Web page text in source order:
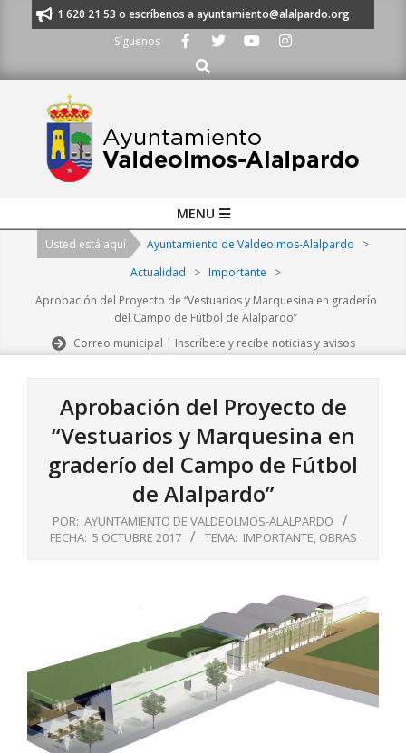
al 91 620 21 53 o escríbenos a ayuntamiento@alalpardo.org
Síguenos
Buscar
Navigation
MENU
Usted está aquí Ayuntamiento de Valdeolmos-Alalpardo
>
Actualidad
> Importante
>
Aprobación del Proyecto de “Vestuarios y Marquesina en graderío
del Campo de Fútbol de Alalpardo”
Correo municipal | Inscríbete y recibe noticias y avisos
Aprobación del Proyecto de
“Vestuarios y Marquesina en
graderío del Campo de Fútbol
de Alalpardo”
POR: AYUNTAMIENTO DE VALDEOLMOS-ALALPARDO
FECHA: 5 OCTUBRE 2017 TEMA: IMPORTANTE, OBRAS